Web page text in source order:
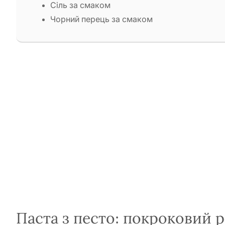
Сіль за смаком
Чорний перець за смаком
Паста з песто: покроковий